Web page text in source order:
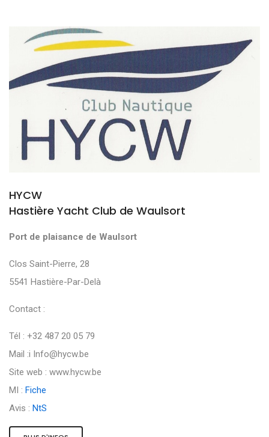
HYCW
Hastière Yacht Club de Waulsort
Port de plaisance de Waulsort
Clos Saint-Pierre, 28
5541 Hastière-Par-Delà
Contact :
Tél : +32 487 20 05 79
Mail :i Info@hycw.be
Site web : www.hycw.be
MI : Fiche
Avis : NtS